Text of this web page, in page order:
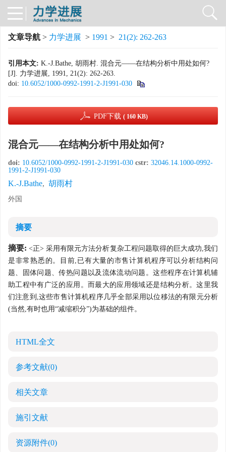
文章导航 > 力学进展 > 1991 > 21(2): 262-263
引用本文: K.-J.Bathe, 胡雨村. 混合元——在结构分析中用处如何?
[J]. 力学进展, 1991, 21(2): 262-263.
doi: 10.6052/1000-0992-1991-2-J1991-030
PDF下载 ( 160 KB)
混合元——在结构分析中用处如何?
doi: 10.6052/1000-0992-1991-2-J1991-030 cstr: 32046.14.1000-0992-
1991-2-J1991-030
K.-J.Bathe, 胡雨村
外国
摘要
摘要: <正> 采用有限元方法分析复杂工程问题取得的巨大成功,我们
是非常熟悉的。目前,已有大量的市售计算机程序可以分析结构问
题、固体问题、传热问题以及流体流动问题。这些程序在计算机辅
助工程中有广泛的应用。而最大的应用领域还是结构分析。这里我
们注意到,这些市售计算机程序几乎全部采用以位移法的有限元分析
(当然,有时也用“减缩积分”)为基础的组件。
HTML全文
参考文献(0)
相关文章
施引文献
资源附件(0)